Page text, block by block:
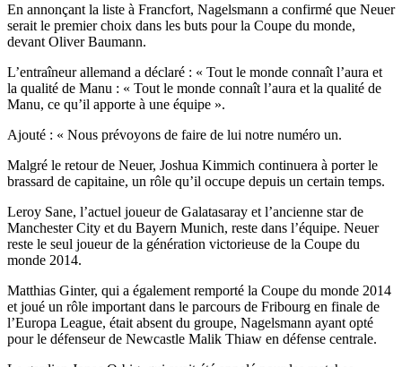
En annonçant la liste à Francfort, Nagelsmann a confirmé que Neuer
serait le premier choix dans les buts pour la Coupe du monde,
devant Oliver Baumann.
L’entraîneur allemand a déclaré : « Tout le monde connaît l’aura et
la qualité de Manu : « Tout le monde connaît l’aura et la qualité de
Manu, ce qu’il apporte à une équipe ».
Ajouté : « Nous prévoyons de faire de lui notre numéro un.
Malgré le retour de Neuer, Joshua Kimmich continuera à porter le
brassard de capitaine, un rôle qu’il occupe depuis un certain temps.
Leroy Sane, l’actuel joueur de Galatasaray et l’ancienne star de
Manchester City et du Bayern Munich, reste dans l’équipe. Neuer
reste le seul joueur de la génération victorieuse de la Coupe du
monde 2014.
Matthias Ginter, qui a également remporté la Coupe du monde 2014
et joué un rôle important dans le parcours de Fribourg en finale de
l’Europa League, était absent du groupe, Nagelsmann ayant opté
pour le défenseur de Newcastle Malik Thiaw en défense centrale.